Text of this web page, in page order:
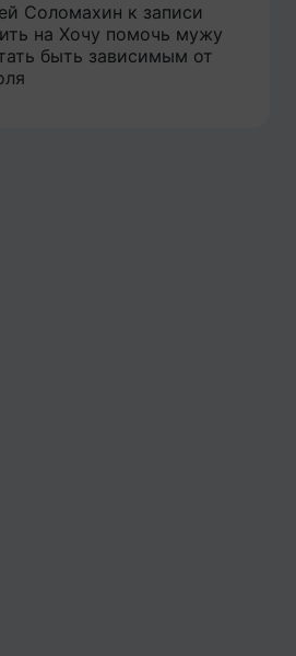
Соломахин к записи
на Хочу помочь мужу
быть зависимым от